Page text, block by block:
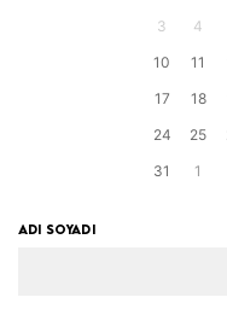
3
4
10
11
17
18
24
25
31
1
ADI SOYADI